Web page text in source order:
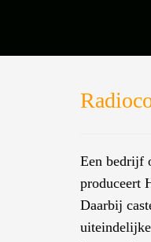
Een bedrijf
produceert
Daarbij